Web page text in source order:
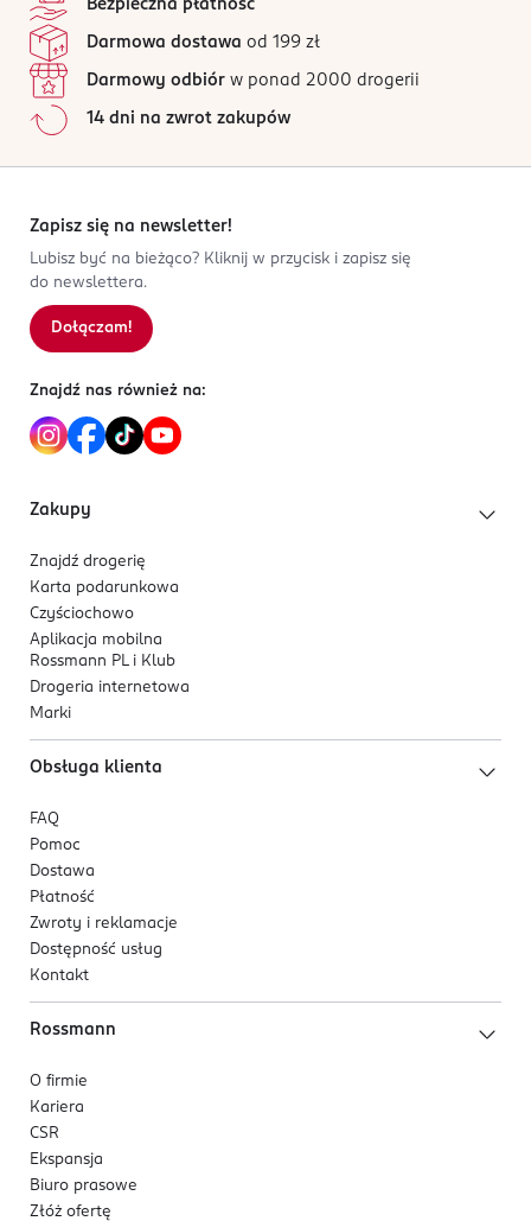
upraw ekologicznych.
*Certyfikowane składniki z rolnictwa ekologicznego.
w tym cukry:
Błonnik:
Białko:
Sól:
Może zawierać:
laktozą).
PRODUCENT/PODMIOT ODPOWIEDZIALNY
Bio Planet S.A.
Kod EAN
5 425038 430448
Jak działają opinie?
Bezpieczna płatność
Darmowa dostawa od 199 zł
Darmowy odbiór w ponad 2000 drogerii
14 dni na zwrot zakupów
Zapisz się na newsletter!
Lubisz być na bieżąco? Kliknij w przycisk i zapisz się
do newslettera.
Dołączam!
Znajdź nas również na:
Zakupy
Znajdź drogerię
Karta podarunkowa
Czyściochowo
Aplikacja mobilna
Rossmann PL i Klub
Drogeria internetowa
Marki
Obsługa klienta
FAQ
Pomoc
Dostawa
Płatność
Zwroty i reklamacje
Dostępność usług
Kontakt
Rossmann
O firmie
Kariera
CSR
Ekspansja
Biuro prasowe
Złóż ofertę